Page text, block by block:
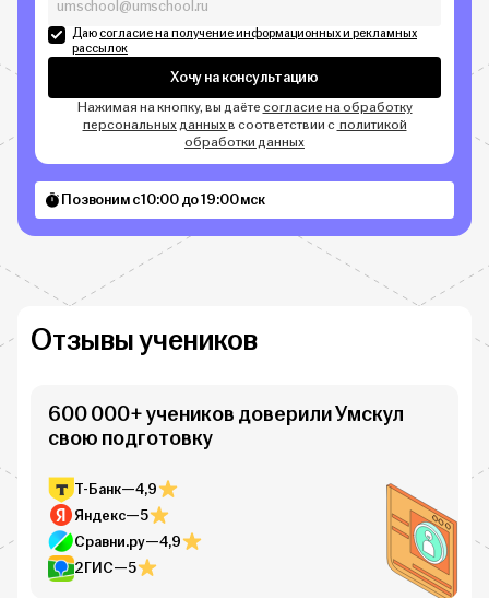
Даюсогласие на получение информационных и рекламных
рассылок
Хочу на консультацию
Нажимая на кнопку, вы даётесогласие на обработку
персональных данныхв соответствии с политикой
обработки данных
Позвоним с 10:00 до 19:00 мск
Отзывы учеников
600 000+ учеников доверили Умскул
свою подготовку
Т-Банк—4,9
Яндекс—5
Сравни.ру—4,9
2ГИС—5